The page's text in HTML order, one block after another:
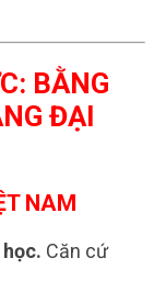
BẰNG
ĐẠI
NAM
Căn cứ